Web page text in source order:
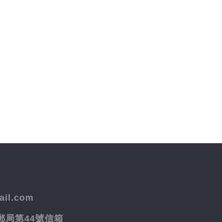
局第44號信箱